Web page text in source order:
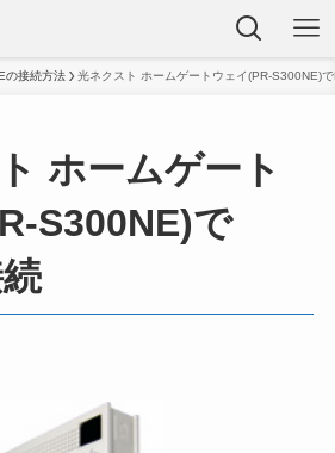
の接続方法 光ネクスト ホームゲートウェイ(PR-S300NE)
ホームゲート
S300NE)で